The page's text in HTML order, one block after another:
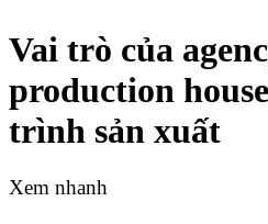
Vai trò của
production
trình sản xuất
Xem nhanh